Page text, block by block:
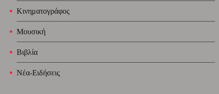
Κινηματογράφος
Μουσική
Βιβλία
Νέα-Ειδήσεις